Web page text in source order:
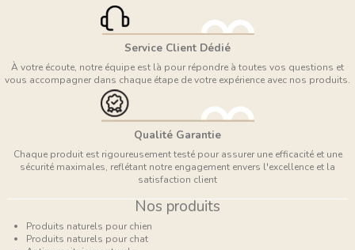
Service Client Dédié
À votre écoute, notre équipe est là pour répondre à toutes vos questions et
vous accompagner dans chaque étape de votre expérience avec nos produits.
Qualité Garantie
Chaque produit est rigoureusement testé pour assurer une efficacité et une
sécurité maximales, reflétant notre engagement envers l'excellence et la
satisfaction client
Nos produits
Produits naturels pour chien
Produits naturels pour chat